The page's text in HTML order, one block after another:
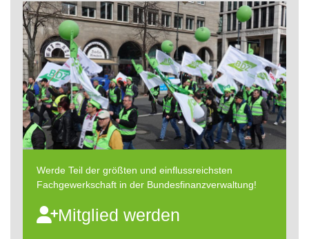
Werde Teil der größten und einflussreichsten
Fachgewerkschaft in der Bundesfinanzverwaltung!
Mitglied werden